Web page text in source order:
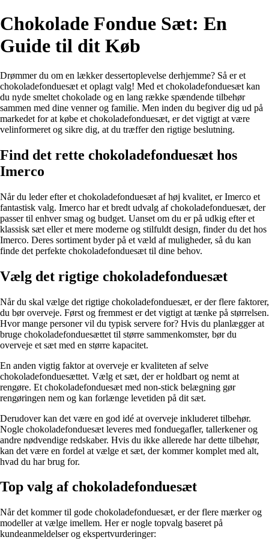
Chokolade Fondue Sæt: En
Guide til dit Køb
Drømmer du om en lækker dessertoplevelse derhjemme? Så er et
chokoladefonduesæt et oplagt valg! Med et chokoladefonduesæt kan
du nyde smeltet chokolade og en lang række spændende tilbehør
sammen med dine venner og familie. Men inden du begiver dig ud på
markedet for at købe et chokoladefonduesæt, er det vigtigt at være
velinformeret og sikre dig, at du træffer den rigtige beslutning.
Find det rette chokoladefonduesæt hos
Imerco
Når du leder efter et chokoladefonduesæt af høj kvalitet, er Imerco et
fantastisk valg. Imerco har et bredt udvalg af chokoladefonduesæt, der
passer til enhver smag og budget. Uanset om du er på udkig efter et
klassisk sæt eller et mere moderne og stilfuldt design, finder du det hos
Imerco. Deres sortiment byder på et væld af muligheder, så du kan
finde det perfekte chokoladefonduesæt til dine behov.
Vælg det rigtige chokoladefonduesæt
Når du skal vælge det rigtige chokoladefonduesæt, er der flere faktorer,
du bør overveje. Først og fremmest er det vigtigt at tænke på størrelsen.
Hvor mange personer vil du typisk servere for? Hvis du planlægger at
bruge chokoladefonduesættet til større sammenkomster, bør du
overveje et sæt med en større kapacitet.
En anden vigtig faktor at overveje er kvaliteten af selve
chokoladefonduesættet. Vælg et sæt, der er holdbart og nemt at
rengøre. Et chokoladefonduesæt med non-stick belægning gør
rengøringen nem og kan forlænge levetiden på dit sæt.
Derudover kan det være en god idé at overveje inkluderet tilbehør.
Nogle chokoladefonduesæt leveres med fonduegafler, tallerkener og
andre nødvendige redskaber. Hvis du ikke allerede har dette tilbehør,
kan det være en fordel at vælge et sæt, der kommer komplet med alt,
hvad du har brug for.
Top valg af chokoladefonduesæt
Når det kommer til gode chokoladefonduesæt, er der flere mærker og
modeller at vælge imellem. Her er nogle topvalg baseret på
kundeanmeldelser og ekspertvurderinger: